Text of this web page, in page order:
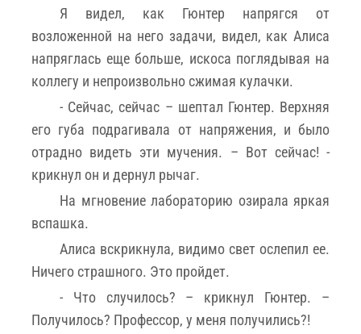
Я видел, как Гюнтер напрягся от
возложенной на него задачи, видел, как Алиса
напряглась еще больше, искоса поглядывая на
коллегу и непроизвольно сжимая кулачки.
- Сейчас, сейчас – шептал Гюнтер. Верхняя
его губа подрагивала от напряжения, и было
отрадно видеть эти мучения. – Вот сейчас! -
крикнул он и дернул рычаг.
На мгновение лабораторию озирала яркая
вспашка.
Алиса вскрикнула, видимо свет ослепил ее.
Ничего страшного. Это пройдет.
- Что случилось? – крикнул Гюнтер. –
Получилось? Профессор, у меня получились?!